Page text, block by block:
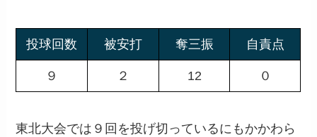
投球回数 被安打 奪三振 自責点
９ ２ 12 ０
東北大会では９回を投げ切っているにもかかわら